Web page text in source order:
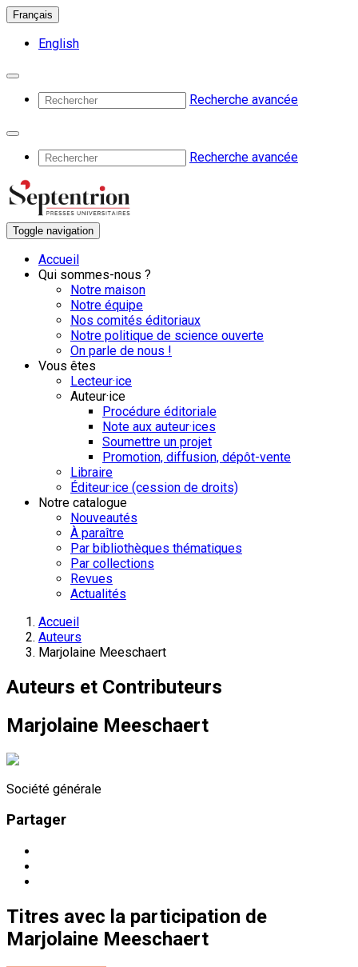
Français
English
Recherche avancée
Recherche avancée
Toggle navigation
Accueil
Qui sommes-nous ?
Notre maison
Notre équipe
Nos comités éditoriaux
Notre politique de science ouverte
On parle de nous !
Vous êtes
Lecteur·ice
Auteur·ice
Procédure éditoriale
Note aux auteur·ices
Soumettre un projet
Promotion, diffusion, dépôt-vente
Libraire
Éditeur·ice (cession de droits)
Notre catalogue
Nouveautés
À paraître
Par bibliothèques thématiques
Par collections
Revues
Actualités
Accueil
Auteurs
Marjolaine Meeschaert
Auteurs et Contributeurs
Marjolaine Meeschaert
Société générale
Partager
Titres avec la participation de
Marjolaine Meeschaert